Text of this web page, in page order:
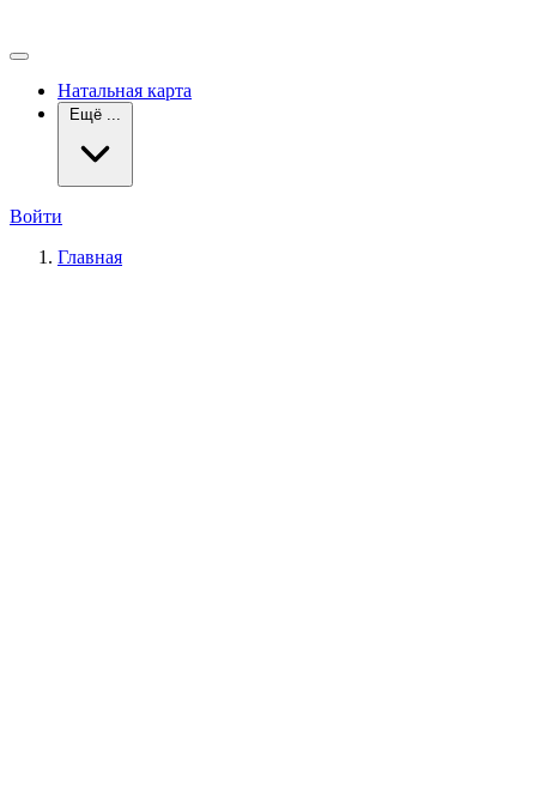
Натальная карта
Ещё ...
Войти
Главная